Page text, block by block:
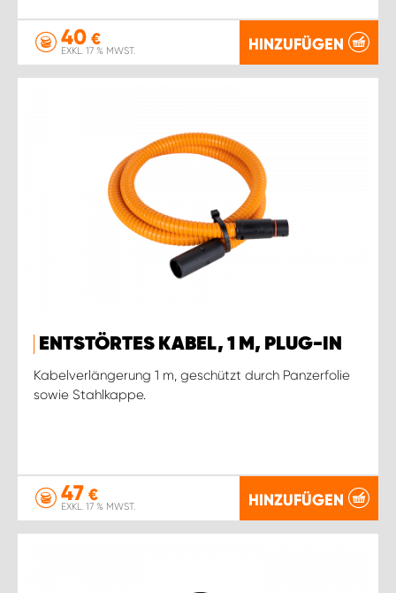
40 €
EXKL. 17 % MWST. HINZUFÜGEN
ENTSTÖRTES KABEL, 1 M, PLUG-IN
Kabelverlängerung 1 m, geschützt durch Panzerfolie
sowie Stahlkappe.
47 €
EXKL. 17 % MWST. HINZUFÜGEN